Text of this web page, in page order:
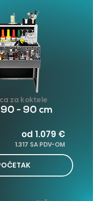
za koktele
90 - 90 cm
od 1.079 €
1.317 SA PDV-OM